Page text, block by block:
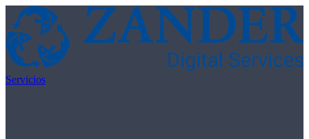
Skip to content
Servicios